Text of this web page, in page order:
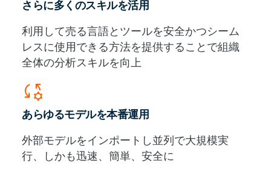
さらに多くのスキルを活用
利用して売る言語とツールを安全かつシーム
レスに使用できる方法を提供することで組織
全体の分析スキルを向上
rule_settings
あらゆるモデルを本番運用
外部モデルをインポートし並列で大規模実
行、しかも迅速、簡単、安全に